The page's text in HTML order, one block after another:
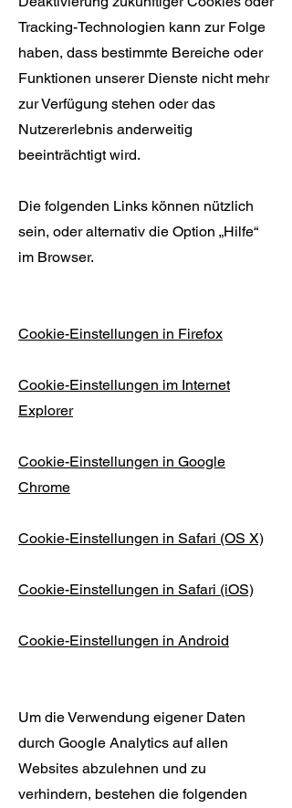
Tracking-Technologien kann zur Folge
haben, dass bestimmte Bereiche oder
Funktionen unserer Dienste nicht mehr
zur Verfügung stehen oder das
Nutzererlebnis anderweitig
beeinträchtigt wird.
Die folgenden Links können nützlich
sein, oder alternativ die Option „Hilfe“
im Browser.
Cookie-Einstellungen in Firefox
Cookie-Einstellungen im Internet
Explorer
Cookie-Einstellungen in Google
Chrome
Cookie-Einstellungen in Safari (OS X)
Cookie-Einstellungen in Safari (iOS)
Cookie-Einstellungen in Android
Um die Verwendung eigener Daten
durch Google Analytics auf allen
Websites abzulehnen und zu
verhindern, bestehen die folgenden